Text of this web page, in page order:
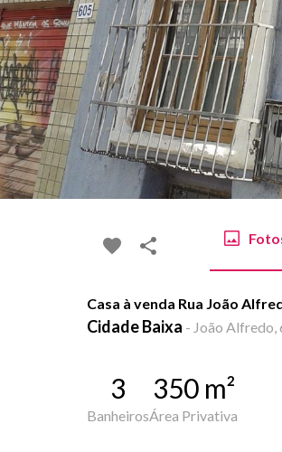
Casa à venda Rua João
Cidade Baixa - João Alfredo,
3
Banheiros
350 m²
Área Privativa